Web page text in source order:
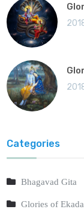
Categories
Bhagavad Gita
Glories of